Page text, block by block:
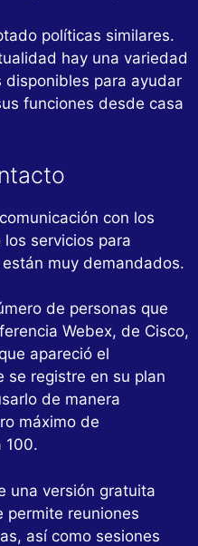
políticas similares.
hay una variedad
para ayudar
funciones desde casa
con los
servicios para
muy demandados.
de personas que
Webex, de Cisco,
apareció el
se registre en su plan
de manera
máximo de
100.
una versión gratuita
permite reuniones
así como sesiones